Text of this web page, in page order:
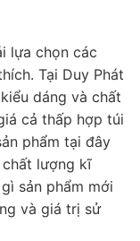
lựa chọn các
Tại Duy Phát
dáng và chất
cả thấp hợp túi
phẩm tại đây
lượng kĩ
sản phẩm mới
và giá trị sử